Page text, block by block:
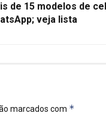
de 15 modelos de
veja lista
marcados com *